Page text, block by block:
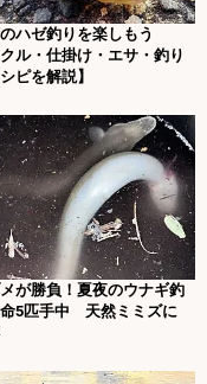
ハゼ釣りを楽しもう
クル・仕掛け・エサ・釣り
ピを解説】
が勝負！夏夜のウナギ釣
命5匹手中 天然ミミズに